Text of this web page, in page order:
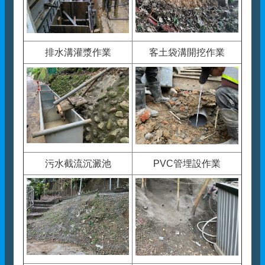
排水溝灌漿作業 客土袋溝開挖作業
污水截流沉澱池 PVC管埋設作業